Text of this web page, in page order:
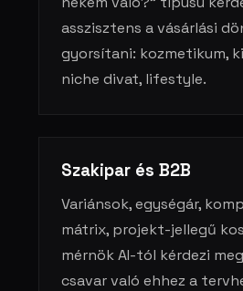
asszisztens a vásárlási
gyorsítani: kozmetikum,
niche divat, lifestyle.
Szakipar és B2B
Variánsok, egységár,
mátrix, projekt-jellegű
mérnök AI-tól kérdezi
csavar való ehhez a